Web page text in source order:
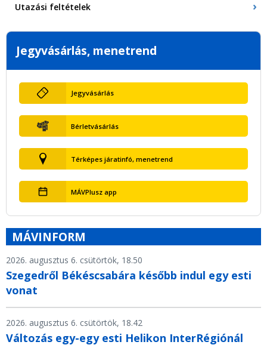
Utazási feltételek
Jegyvásárlás, menetrend
Jegyvásárlás
Bérletvásárlás
Térképes járatinfó, menetrend
MÁVPlusz app
MÁVINFORM
2026. augusztus 6. csütörtök, 18.50
Szegedről Békéscsabára később indul egy esti
vonat
2026. augusztus 6. csütörtök, 18.42
Változás egy-egy esti Helikon InterRégiónál